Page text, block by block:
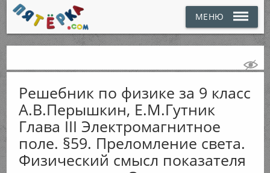
МЕНЮ
Решебник по физике за 9 класс
А.В.Перышкин, Е.М.Гутник
Глава III Электромагнитное
поле. §59. Преломление света.
Физический смысл показателя